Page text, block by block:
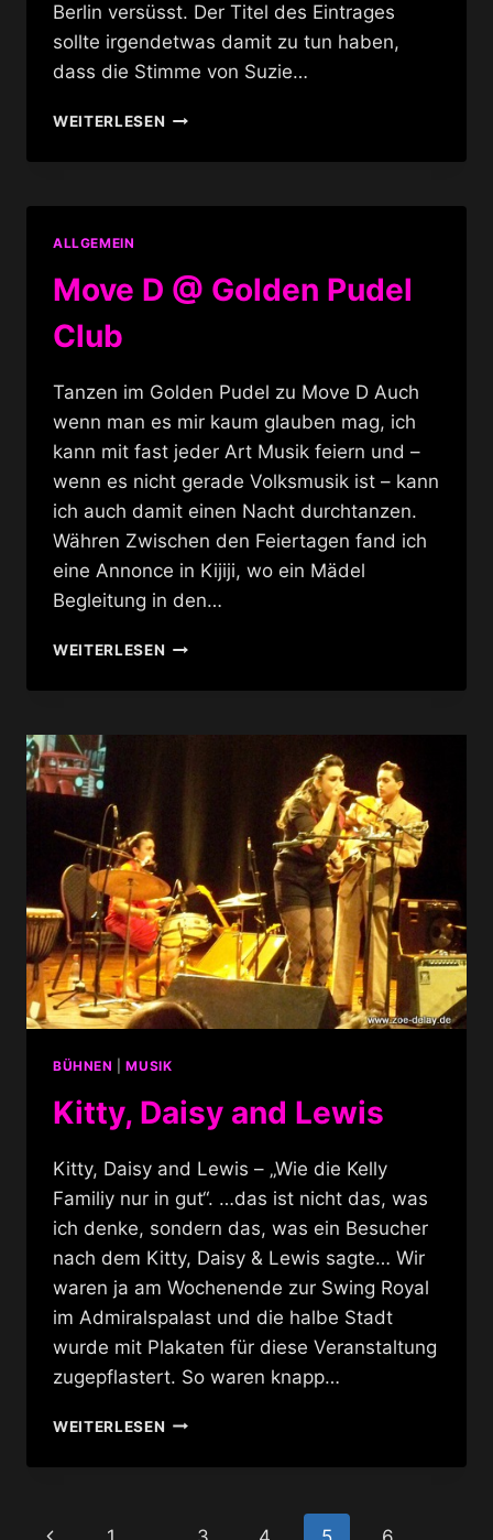
Berlin versüsst. Der Titel des Eintrages
sollte irgendetwas damit zu tun haben,
dass die Stimme von Suzie…
WEITERLESENKLEE
25
SIEGESSÄULE
ALLGEMEIN
Move D @ Golden Pudel
Club
Tanzen im Golden Pudel zu Move D Auch
wenn man es mir kaum glauben mag, ich
kann mit fast jeder Art Musik feiern und –
wenn es nicht gerade Volksmusik ist – kann
ich auch damit einen Nacht durchtanzen.
Währen Zwischen den Feiertagen fand ich
eine Annonce in Kijiji, wo ein Mädel
Begleitung in den…
WEITERLESENMOVE
@
BÜHNEN |MUSIK
Kitty, Daisy and Lewis
Kitty, Daisy and Lewis – „Wie die Kelly
Familiy nur in gut“. …das ist nicht das, was
ich denke, sondern das, was ein Besucher
nach dem Kitty, Daisy & Lewis sagte… Wir
waren ja am Wochenende zur Swing Royal
im Admiralspalast und die halbe Stadt
wurde mit Plakaten für diese Veranstaltung
zugepflastert. So waren knapp…
WEITERLESENKITTY,
AND